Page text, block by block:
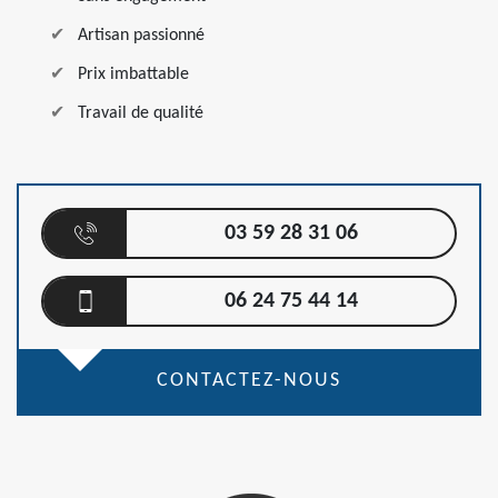
Artisan passionné
Prix imbattable
Travail de qualité
03 59 28 31 06
06 24 75 44 14
CONTACTEZ-NOUS